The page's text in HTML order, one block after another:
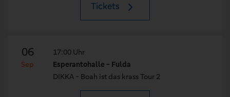
Tickets
06
Sep
17:00 Uhr
Esperantohalle - Fulda
DIKKA - Boah ist das krass Tour 2